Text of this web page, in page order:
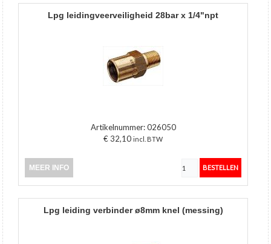
lpg leidingveerveiligheid 28bar x 1/4"npt
Artikelnummer:026050
€ 32,10 incl. BTW
MEER INFO
lpg leiding verbinder ø8mm knel (messing)